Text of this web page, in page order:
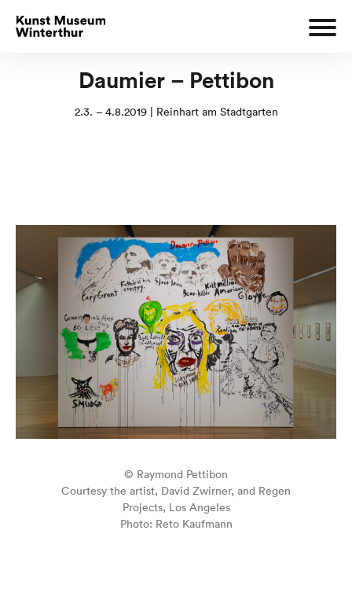
Daumier – Pettibon
2.3. – 4.8.2019 | Reinhart am Stadtgarten
© Raymond Pettibon
Courtesy the artist, David Zwirner, and Regen
Projects, Los Angeles
Photo: Reto Kaufmann